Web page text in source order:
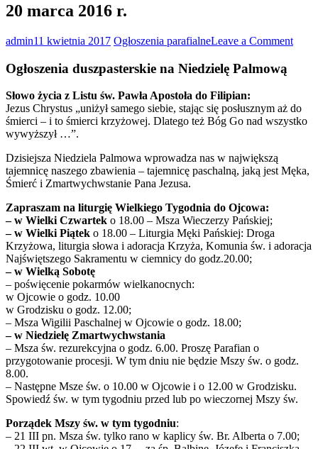
20 marca 2016 r.
admin11 kwietnia 2017 Ogłoszenia parafialneLeave a Commenton
Ogłoszenia duszpasterskie na Niedzielę Palmową
Słowo życia z Listu św. Pawła Apostoła do Filipian:
Jezus Chrystus „uniżył samego siebie, stając się posłusznym aż do
śmierci – i to śmierci krzyżowej. Dlatego też Bóg Go nad wszystko
wywyższył …”.
Dzisiejsza Niedziela Palmowa wprowadza nas w największą
tajemnicę naszego zbawienia – tajemnicę paschalną, jaką jest Męka,
Śmierć i Zmartwychwstanie Pana Jezusa.
Zapraszam na liturgię Wielkiego Tygodnia do Ojcowa:
– w Wielki Czwartek o 18.00 – Msza Wieczerzy Pańskiej;
– w Wielki Piątek o 18.00 – Liturgia Męki Pańskiej: Droga
Krzyżowa, liturgia słowa i adoracja Krzyża, Komunia św. i adoracja
Najświętszego Sakramentu w ciemnicy do godz.20.00;
– w Wielką Sobotę
– poświęcenie pokarmów wielkanocnych:
w Ojcowie o godz. 10.00
w Grodzisku o godz. 12.00;
– Msza Wigilii Paschalnej w Ojcowie o godz. 18.00;
– w Niedzielę Zmartwychwstania
– Msza św. rezurekcyjna o godz. 6.00. Proszę Parafian o
przygotowanie procesji. W tym dniu nie będzie Mszy św. o godz.
8.00.
– Następne Msze św. o 10.00 w Ojcowie i o 12.00 w Grodzisku.
Spowiedź św. w tym tygodniu przed lub po wieczornej Mszy św.
Porządek Mszy św. w tym tygodniu:
– 21 III pn. Msza św. tylko rano w kaplicy św. Br. Alberta o 7.00;